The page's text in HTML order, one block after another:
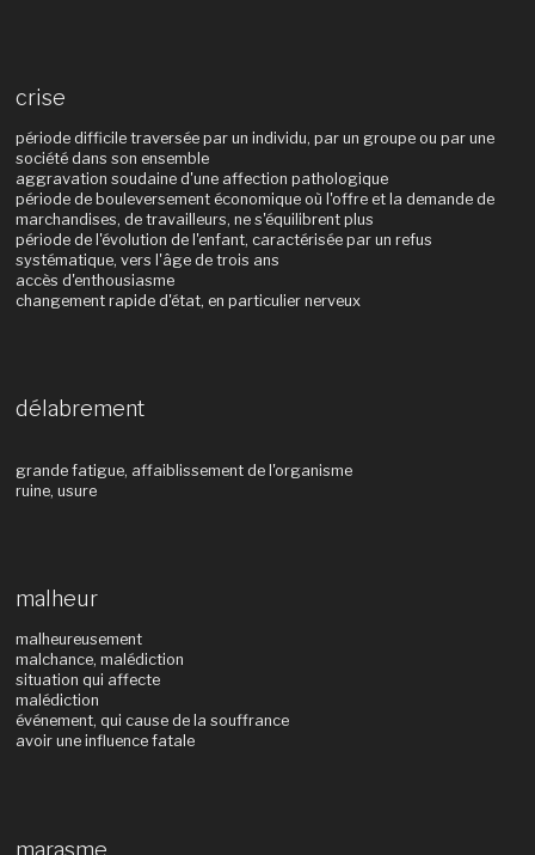
crise
période difficile traversée par un individu, par un groupe ou par une
société dans son ensemble
aggravation soudaine d'une affection pathologique
période de bouleversement économique où l'offre et la demande de
marchandises, de travailleurs, ne s'équilibrent plus
période de l'évolution de l'enfant, caractérisée par un refus
systématique, vers l'âge de trois ans
accès d'enthousiasme
changement rapide d'état, en particulier nerveux
délabrement
grande fatigue, affaiblissement de l'organisme
ruine, usure
malheur
malheureusement
malchance, malédiction
situation qui affecte
malédiction
événement, qui cause de la souffrance
avoir une influence fatale
marasme